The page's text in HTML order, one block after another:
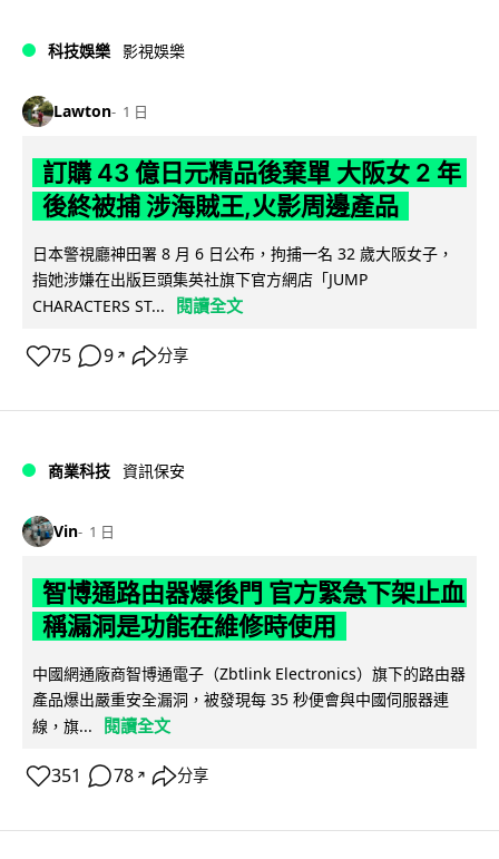
科技娛樂 影視娛樂
Lawton 1 日
訂購 43 億日元精品後棄單 大阪女 2 年
後終被捕 涉海賊王,火影周邊產品
日本警視廳神田署 8 月 6 日公布，拘捕一名 32 歲大阪女子，
指她涉嫌在出版巨頭集英社旗下官方網店「JUMP
CHARACTERS ST...
閱讀全文
75 9 ↗ 分享
商業科技 資訊保安
Vin 1 日
智博通路由器爆後門 官方緊急下架止血
稱漏洞是功能在維修時使用
中國網通廠商智博通電子（Zbtlink Electronics）旗下的路由器
產品爆出嚴重安全漏洞，被發現每 35 秒便會與中國伺服器連
線，旗...
閱讀全文
351 78 ↗ 分享